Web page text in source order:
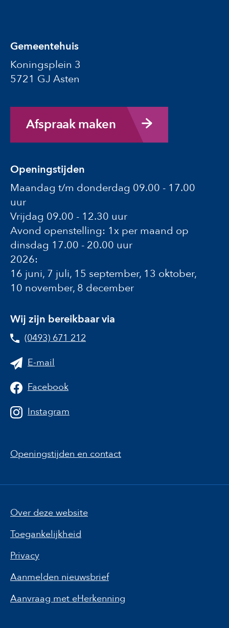
Gemeentehuis
Koningsplein 3
5721 GJ Asten
Afspraak maken
Openingstijden
Maandag t/m donderdag 09.00 - 17.00
uur
Vrijdag 09.00 - 12.30 uur
Avond openstelling: 1x per maand op
dinsdag 17.00 - 20.00 uur
2026:
16 juni, 7 juli, 15 september, 13 oktober,
10 november, 8 december
Wij zijn bereikbaar via
(0493) 671 212
E-mail
Facebook
Instagram
Openingstijden en contact
Over deze website
Toegankelijkheid
Privacy
Aanmelden nieuwsbrief
Aanvraag met eHerkenning